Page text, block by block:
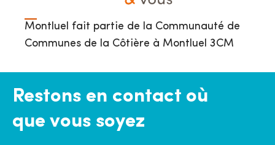
Montluel fait partie de la Communauté de
Communes de la Côtière à Montluel 3CM
Restons en contact où
que vous soyez